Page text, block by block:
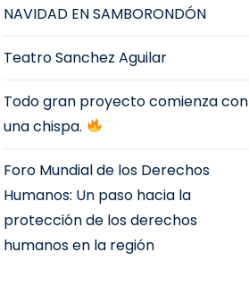
NAVIDAD EN SAMBORONDÓN
Teatro Sanchez Aguilar
Todo gran proyecto comienza con
una chispa.
Foro Mundial de los Derechos
Humanos: Un paso hacia la
protección de los derechos
humanos en la región